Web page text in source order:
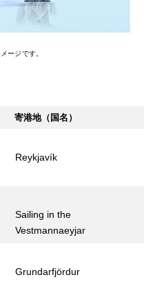
ージです。
寄港地（国名）
Reykjavík
Sailing in the
Vestmannaeyjar
Grundarfjördur